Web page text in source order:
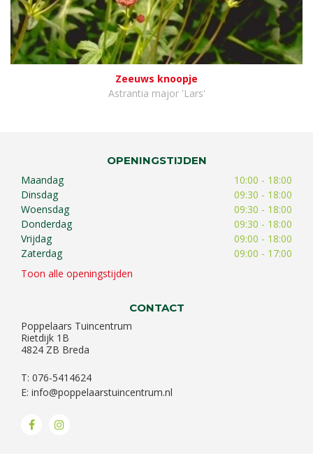
Zeeuws knoopje
Astrantia major 'Lars'
OPENINGSTIJDEN
Maandag
10:00 - 18:00
Dinsdag
09:30 - 18:00
Woensdag
09:30 - 18:00
Donderdag
09:30 - 18:00
Vrijdag
09:00 - 18:00
Zaterdag
09:00 - 17:00
Toon alle openingstijden
CONTACT
Poppelaars Tuincentrum
Rietdijk 1B
4824 ZB Breda
T: 076-5414624
E: info@poppelaarstuincentrum.nl